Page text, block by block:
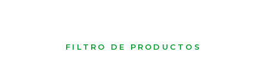
FILTRO DE PRODUCTOS